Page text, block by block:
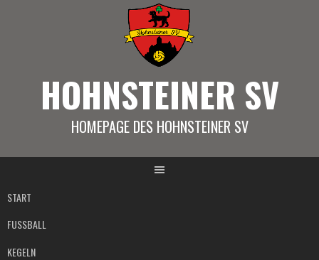
HOHNSTEINER SV
HOMEPAGE DES HOHNSTEINER SV
START
FUSSBALL
KEGELN